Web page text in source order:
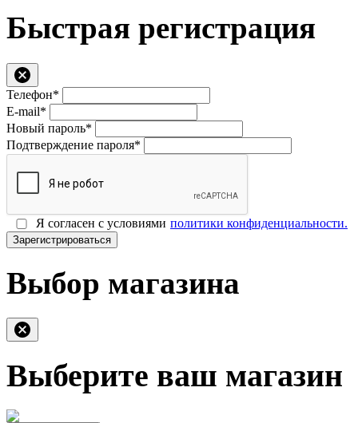
Быстрая регистрация
Телефон*
E-mail*
Новый пароль*
Подтверждение пароля*
Я согласен с условиями политики конфиденциальности.
Зарегистрироваться
Выбор магазина
Выберите ваш магазин